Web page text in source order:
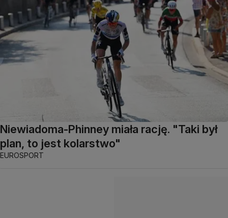
Niewiadoma-Phinney miała rację. "Taki był
plan, to jest kolarstwo"
EUROSPORT